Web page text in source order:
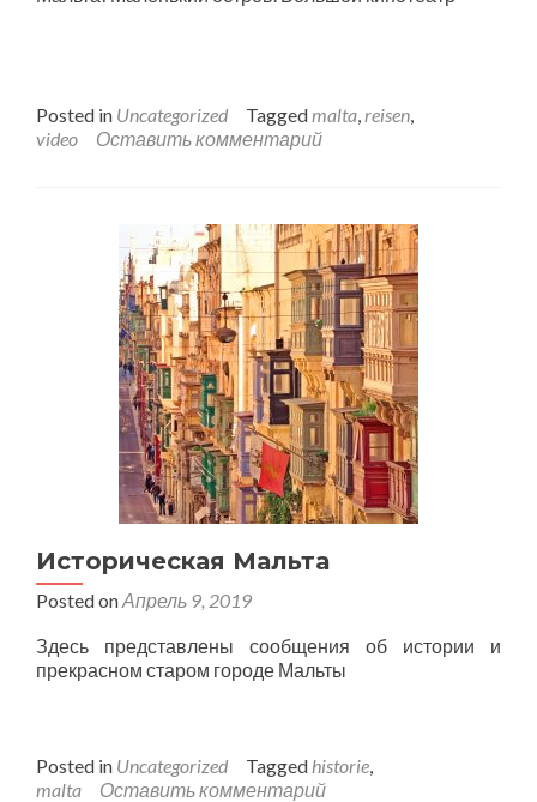
Posted in Uncategorized Taggedmalta,reisen,
video
Оставить комментарий
Историческая Мальта
Posted onАпрель 9, 2019
Здесь представлены сообщения об истории и
прекрасном старом городе Мальты
Posted in Uncategorized Tagged historie,
malta
Оставить комментарий